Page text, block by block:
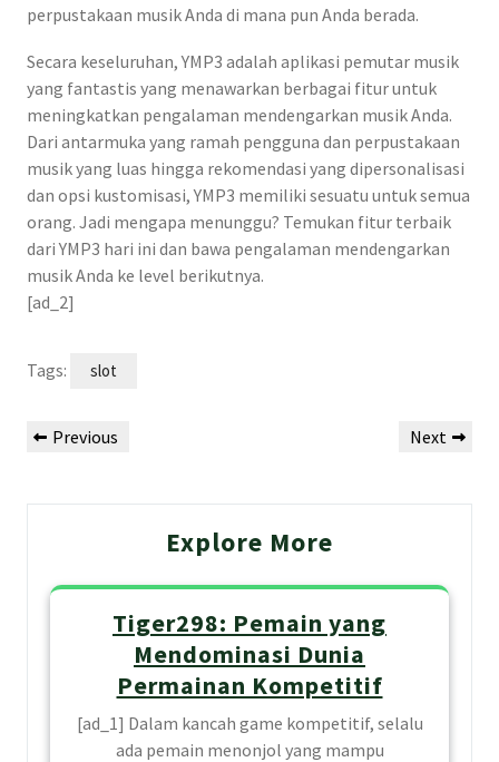
perpustakaan musik Anda di mana pun Anda berada.
Secara keseluruhan, YMP3 adalah aplikasi pemutar musik
yang fantastis yang menawarkan berbagai fitur untuk
meningkatkan pengalaman mendengarkan musik Anda.
Dari antarmuka yang ramah pengguna dan perpustakaan
musik yang luas hingga rekomendasi yang dipersonalisasi
dan opsi kustomisasi, YMP3 memiliki sesuatu untuk semua
orang. Jadi mengapa menunggu? Temukan fitur terbaik
dari YMP3 hari ini dan bawa pengalaman mendengarkan
musik Anda ke level berikutnya.
[ad_2]
Tags: slot
Post
Previous
Previous
Next
Next
Explore More
Tiger298: Pemain yang
Mendominasi Dunia
Permainan Kompetitif
[ad_1] Dalam kancah game kompetitif, selalu
ada pemain menonjol yang mampu